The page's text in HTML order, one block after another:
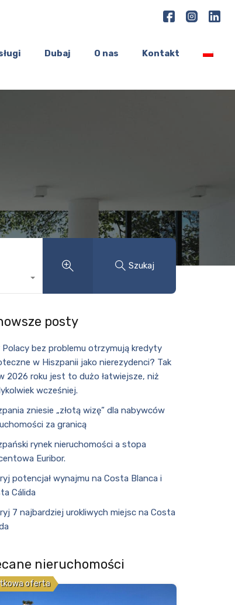
Dubaj O nas Kontakt
Szukaj
posty
Polacy bez problemu otrzymują kredyty
w Hiszpanii jako nierezydenci? Tak
2026 roku jest to dużo łatwiejsze, niż
wcześniej.
zniesie „złotą wizę” dla nabywców
za granicą
rynek nieruchomości a stopa
Euribor.
potencjał wynajmu na Costa Blanca i
Cálida
7 najbardziej urokliwych miejsc na Costa
nieruchomości
oferta